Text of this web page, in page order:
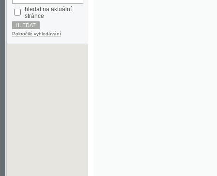
Pokročilé vyhledávání